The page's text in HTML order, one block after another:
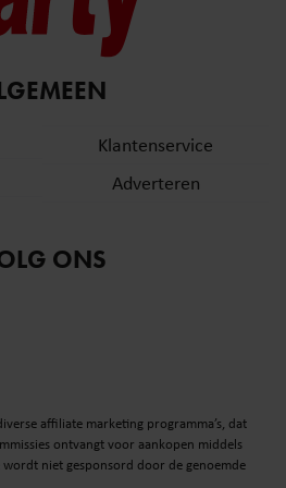
Klantenservice
Adverteren
ONS
affiliate marketing programma’s, dat
ontvangt voor aankopen middels
niet gesponsord door de genoemde